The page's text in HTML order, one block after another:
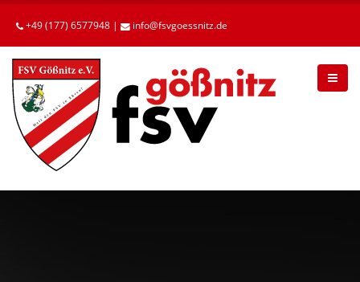
Betätigen
die
Enter-
Taste,
um
zum
Hauptinhalt
gelangen.
+49 (177) 6577948 | info fsvgoessnitz de